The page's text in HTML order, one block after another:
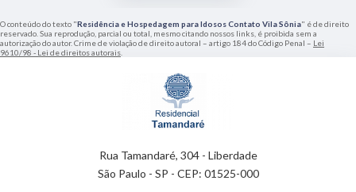
O conteúdo do texto "Residência e Hospedagem para Idosos Contato Vila Sônia" é de direito
reservado. Sua reprodução, parcial ou total, mesmo citando nossos links, é proibida sem a
autorização do autor. Crime de violação de direito autoral – artigo 184 do Código Penal – Lei
9610/98 - Lei de direitos autorais
Rua Tamandaré, 304 - Liberdade
São Paulo - SP - CEP: 01525-000